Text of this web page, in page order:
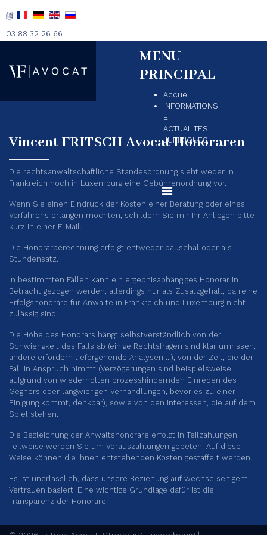
03 88 32 26 66
MENU
PRINCIPAL
Accueil
INFORMATIONS
ET
ACTUALITES
JURIDIQUES
Vincent FRITSCH Avocat Honoraren
Die rechtsanwaltschaftliche Standesordnung sieht weder in
Frankreich noch in Luxemburg eine Gebührenordnung vor.
Wenn Sie einen Eindruck der Kosten einer Beratung oder eines
Verfahrens erlangen möchten, schildern Sie mir Ihr Anliegen bitte
kurz in einer E-Mail.
Die Honorarberechnung erfolgt entweder pauschal oder als
Stundensatz.
In bestimmten Fällen kann ein ergebnisabhängiges Honorar in
Betracht gezogen werden, allerdings nur als Zusatzgehalt, da reine
Erfolgshonorare für Anwälte in Frankreich und Luxemburg nicht
zulässig sind.
Die Höhe des Honorars hängt selbstverständlich von der
Schwierigkeit des Falls ab (einige Rechtsfragen sind klar umrissen,
andere erfordern tiefergehende Analysen …), von der Zeit, die der
Fall in Anspruch nimmt (Verzögerungen sind beispielsweise
aufgrund von wiederholten prozesshindernden Einreden des
Gegners oder langwierigen Verhandlungen, bevor es zu einer
Einigung kommt, denkbar), sowie von den Interessen, die auf dem
Spiel stehen.
Die Begleichung der Anwaltshonorare erfolgt in Teilzahlungen.
Teilweise werden Sie um Vorauszahlungen gebeten. Auf diese
Weise können die Ihnen entstehenden Kosten gestaffelt werden.
Es ist unerlässlich, dass unsere Beziehung auf wechselseitigem
Vertrauen basiert. Eine wichtige Grundlage dafür ist die
Transparenz der Honorare.